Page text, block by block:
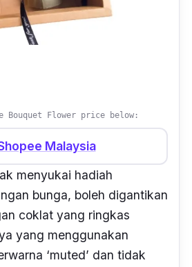
Bouquet Flower price below:
Malaysia
menyukai hadiah
bunga, boleh digantikan
coklat yang ringkas
yang menggunakan
‘muted’ dan tidak